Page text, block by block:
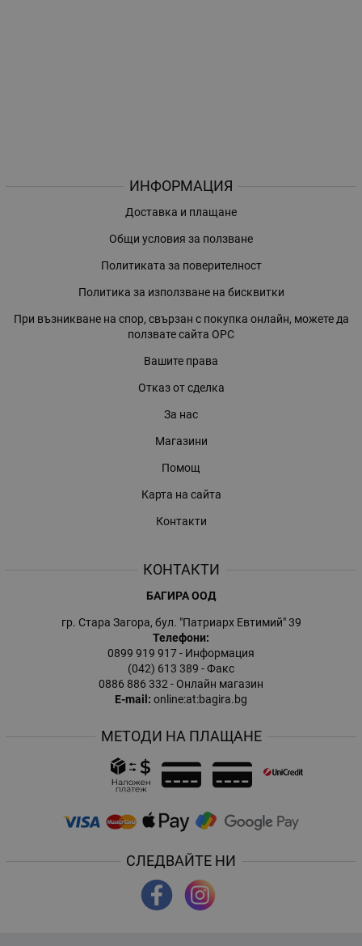
ИНФОРМАЦИЯ
Доставка и плащане
Общи условия за ползване
Политиката за поверителност
Политика за използване на бисквитки
При възникване на спор, свързан с покупка онлайн, можете да
ползвате сайта ОРС
Вашите права
Отказ от сделка
За нас
Магазини
Помощ
Карта на сайта
Контакти
КОНТАКТИ
БАГИРА ООД
гр. Стара Загора, бул. "Патриарх Евтимий" 39
Телефони:
0899 919 917- Информация
(042) 613 389 - Факс
0886 886 332 - Онлайн магазин
E-mail: online:at:bagira.bg
МЕТОДИ НА ПЛАЩАНЕ
СЛЕДВАЙТЕ НИ